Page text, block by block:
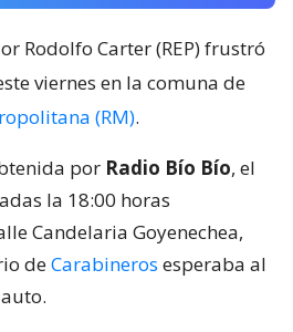
Rodolfo Carter (REP) frustró
viernes en la comuna de
(RM).
por Radio Bío Bío, el
la 18:00 horas
Candelaria Goyenechea,
deCarabineros esperaba al